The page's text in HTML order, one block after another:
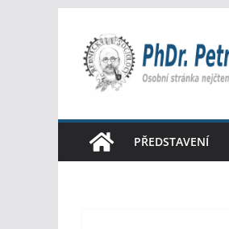
obsah
PŘEDSTAVENÍ